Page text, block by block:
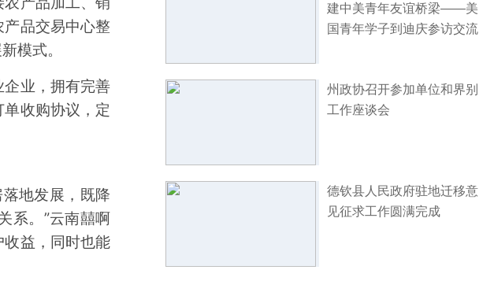
品交易中心整
模式。
业，拥有完善
收购协议，定
地发展，既降
系。”云南囍啊
益，同时也能
建中美青年友谊桥梁——美
国青年学子到迪庆参访交流
州政协召开参加单位和界别
工作座谈会
德钦县人民政府驻地迁移意
见征求工作圆满完成